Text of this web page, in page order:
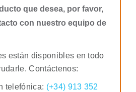
que desea, por favor,
con nuestro equipo de
están disponibles en todo
Contáctenos:
telefónica: (+34) 913 352